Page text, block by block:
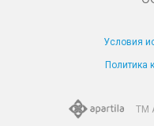
Условия
Политика
TM